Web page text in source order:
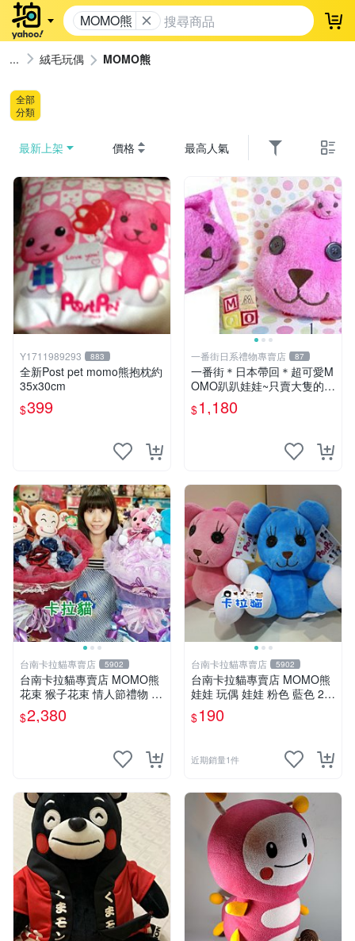
MOMO熊 登
絨毛玩偶 MOMO熊
全部
分類
最新上架 價格 最高人氣
Y1711989293 883
全新Post pet momo熊抱枕約
35x30cm
$399
一番街日系禮物專賣店 87
一番街＊日本帶回＊超可愛M
OMO趴趴娃娃~只賣大隻的1
號~單隻價～生日禮物
$1,180
台南卡拉貓專賣店 5902
台南卡拉貓專賣店 MOMO熊
花束 猴子花束 情人節禮物 二
選一 可繡字 可今天寄明天到
$2,380
台南卡拉貓專賣店 5902
台南卡拉貓專賣店 MOMO熊
娃娃 玩偶 娃娃 粉色 藍色 2色
分售
$190
近期銷量1件